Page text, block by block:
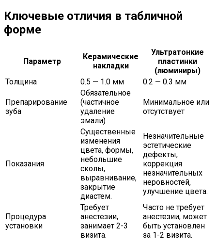
Ключевые отличия в табличной
форме
Параметр
Керамические
накладки
Ультратонкие
пластинки
(люминиры)
Толщина
0.5 — 1.0 мм 0.2 — 0.3 мм
Препарирование
зуба
Обязательное
(частичное
удаление
эмали)
Минимальное или
отсутствует
Показания
Существенные
изменения
цвета, формы,
небольшие
сколы,
выравнивание,
закрытие
диастем.
Незначительные
эстетические
дефекты,
коррекция
незначительных
неровностей,
улучшение цвета.
Процедура
установки
Требует
анестезии,
занимает 2-3
визита.
Часто не требует
анестезии, может
быть установлен
за 1-2 визита.